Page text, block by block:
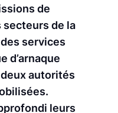
de
de la
services
d’arnaque
autorités
leurs